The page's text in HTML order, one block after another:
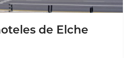
de Elche